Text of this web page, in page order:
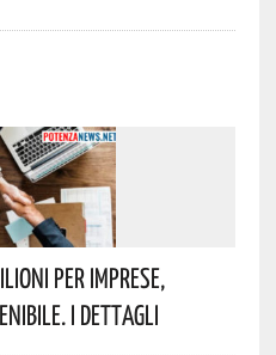
Per Imprese,
I Dettagli